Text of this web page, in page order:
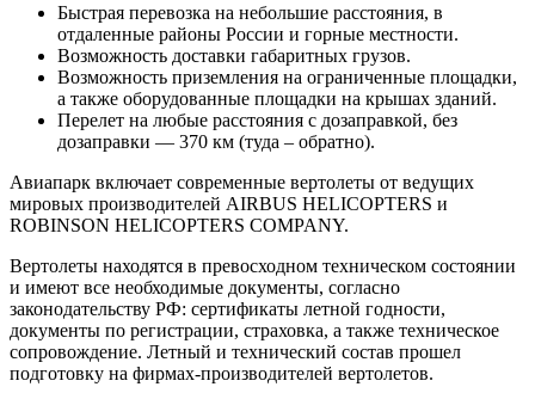
Быстрая перевозка на небольшие расстояния, в
отдаленные районы России и горные местности.
Возможность доставки габаритных грузов.
Возможность приземления на ограниченные площадки,
а также оборудованные площадки на крышах зданий.
Перелет на любые расстояния с дозаправкой, без
дозаправки — 370 км (туда – обратно).
Авиапарк включает современные вертолеты от ведущих
мировых производителей AIRBUS HELICOPTERS и
ROBINSON HELICOPTERS COMPANY.
Вертолеты находятся в превосходном техническом состоянии
и имеют все необходимые документы, согласно
законодательству РФ: сертификаты летной годности,
документы по регистрации, страховка, а также техническое
сопровождение. Летный и технический состав прошел
подготовку на фирмах-производителей вертолетов.